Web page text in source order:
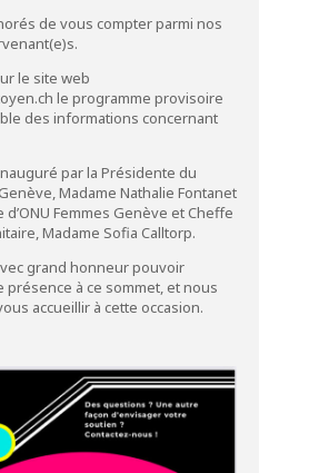
de vous compter parmi nos
le site web
le programme provisoire
des informations concernant
par la Présidente du
Madame Nathalie Fontanet
d’ONU Femmes Genève et Cheffe
Madame Sofia Calltorp.
grand honneur pouvoir
présence à ce sommet, et nous
accueillir à cette occasion.